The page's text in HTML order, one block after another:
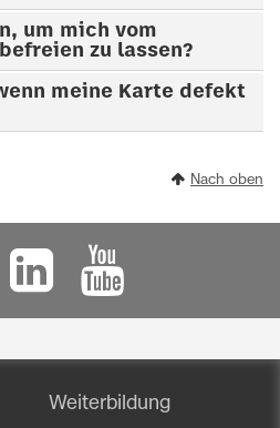
um mich vom
zu lassen?
meine Karte defekt
Nach oben
Weiterbildung